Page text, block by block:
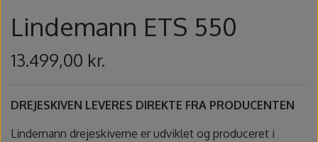
Lindemann ETS 550
13.499,00 kr.
DREJESKIVEN LEVERES DIREKTE FRA PRODUCENTEN
Lindemann drejeskiverne er udviklet og produceret i